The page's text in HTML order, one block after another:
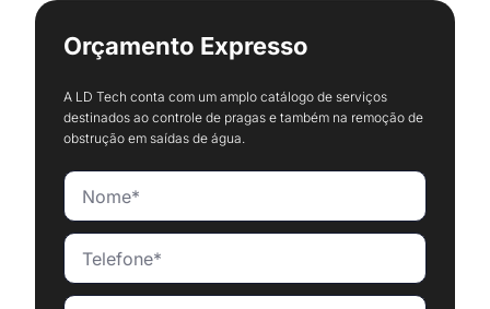
Orçamento Expresso
A LD Tech conta com um amplo catálogo de serviços
destinados ao controle de pragas e também na remoção de
obstrução em saídas de água.